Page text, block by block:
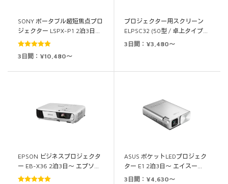
SONY ポータブル超短焦点プロ
ジェクター LSPX-P1 2泊3日…
5段階中
3日間：¥10,480～
プロジェクター用スクリーン
ELPSC32 (50型 / 卓上タイプ…
3日間：¥3,480～
EPSON ビジネスプロジェクタ
ー EB-X36 2泊3日～ エプソ…
ASUS ポケットLEDプロジェク
ター E1 2泊3日～ エイスー…
3日間：¥4,630～